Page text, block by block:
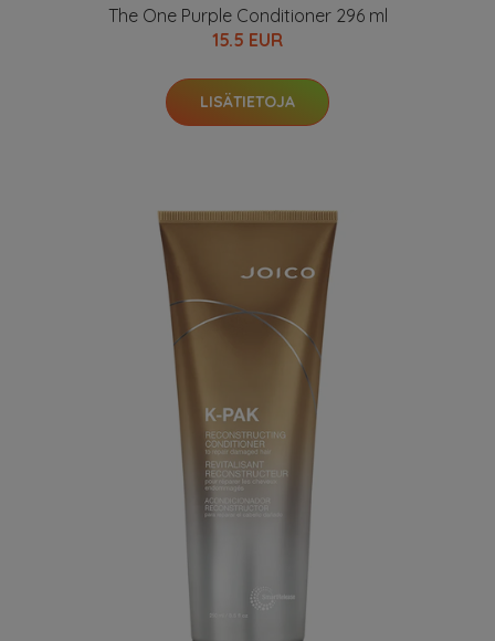
The One Purple Conditioner 296 ml
15.5 EUR
LISÄTIETOJA